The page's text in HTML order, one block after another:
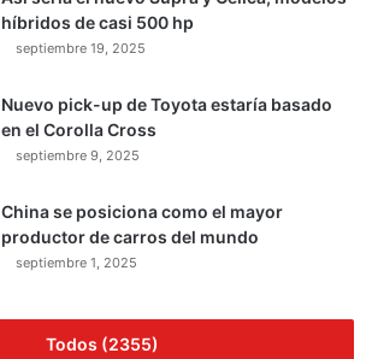
híbridos de casi 500 hp
septiembre 19, 2025
Nuevo pick-up de Toyota estaría basado
en el Corolla Cross
septiembre 9, 2025
China se posiciona como el mayor
productor de carros del mundo
septiembre 1, 2025
Todos (2355)